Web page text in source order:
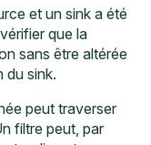
et un sink a été
que la
sans être altérée
du sink.
peut traverser
filtre peut, par